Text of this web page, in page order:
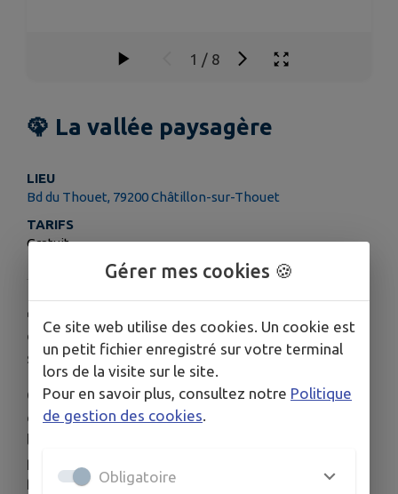
1 / 8
🦚 La vallée paysagère
LIEU
Bd du Thouet, 79200 Châtillon-sur-Thouet
TARIFS
Gratuit
🌿 Petit écrin de verdure et parc animalier au cœur
de Châtillon sur Thouet (3,5 hectares), pour
s'y promener et découvrir un superbe arboretum !
Cette vallée paysagère se trouve entre la mairie
de Châtillon sur Thouet et l'église. Le ruisseau qui
plus de la promenade, on peut apercevoir la
fontaine à Paul, les restes du lavoir du Pont de
Gérer mes cookies 🍪
Ce site web utilise des cookies. Un cookie est
un petit fichier enregistré sur votre terminal
lors de la visite sur le site.
Pour en savoir plus, consultez notre Politique
de gestion des cookies.
Obligatoire